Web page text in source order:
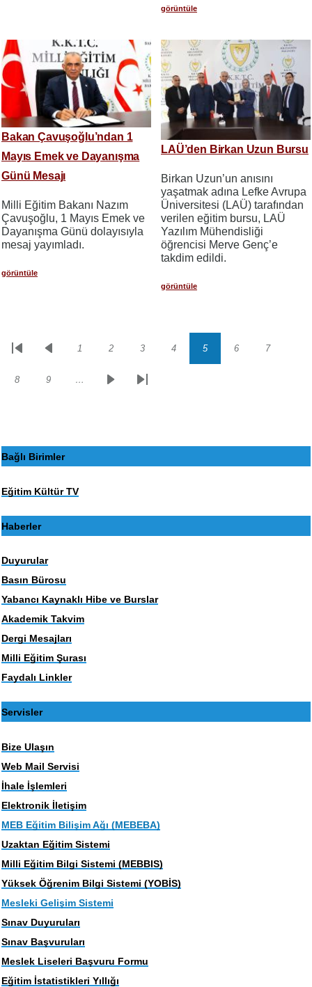
görüntüle
Bakan Çavuşoğlu’ndan 1
Mayıs Emek ve Dayanışma
Günü Mesajı
Milli Eğitim Bakanı Nazım
Çavuşoğlu, 1 Mayıs Emek ve
Dayanışma Günü dolayısıyla
mesaj yayımladı.
görüntüle
LAÜ’den Birkan Uzun Bursu
Birkan Uzun’un anısını
yaşatmak adına Lefke Avrupa
Üniversitesi (LAÜ) tarafından
verilen eğitim bursu, LAÜ
Yazılım Mühendisliği
öğrencisi Merve Genç’e
takdim edildi.
görüntüle
Sayfalama
İlk
Önceki
Sayfa
1 Sayfa
2 Sayfa
3 Sayfa
4 Sayfa
5 Sayfa
6 Sayfa
7
Sayfa
8 Sayfa
9 …
SonrakiSon
Bağlı Birimler
Eğitim Kültür TV
Haberler
Duyurular
Basın Bürosu
Yabancı Kaynaklı Hibe ve Burslar
Akademik Takvim
Dergi Mesajları
Milli Eğitim Şurası
Faydalı Linkler
Servisler
Bize Ulaşın
Web Mail Servisi
İhale İşlemleri
Elektronik İletişim
MEB Eğitim Bilişim Ağı (MEBEBA)
Uzaktan Eğitim Sistemi
Milli Eğitim Bilgi Sistemi (MEBBIS)
Yüksek Öğrenim Bilgi Sistemi (YOBİS)
Mesleki Gelişim Sistemi
Sınav Duyuruları
Sınav Başvuruları
Meslek Liseleri Başvuru Formu
Eğitim İstatistikleri Yıllığı